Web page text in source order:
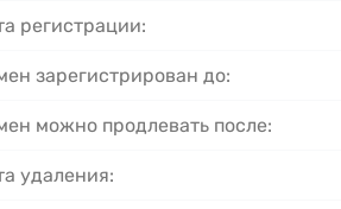
регистрации:
зарегистрирован до:
можно продлевать после:
удаления: